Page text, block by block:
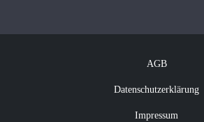
AGB
Datenschutzerklärung
Impressum